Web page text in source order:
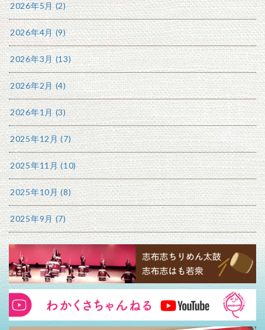
2026年5月 (2)
2026年4月 (9)
2026年3月 (13)
2026年2月 (4)
2026年1月 (3)
2025年12月 (7)
2025年11月 (10)
2025年10月 (8)
2025年9月 (7)